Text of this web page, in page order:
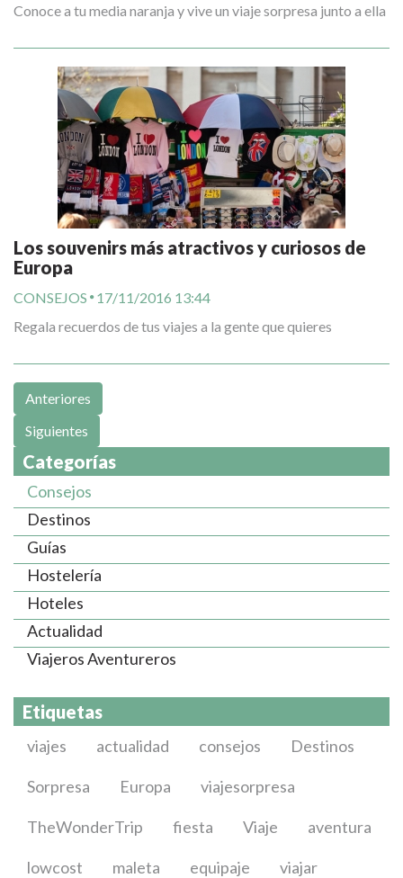
Conoce a tu media naranja y vive un viaje sorpresa junto a ella
Los souvenirs más atractivos y curiosos de
Europa
CONSEJOS
17/11/2016 13:44
Regala recuerdos de tus viajes a la gente que quieres
Anteriores
Siguientes
Categorías
Consejos
Destinos
Guías
Hostelería
Hoteles
Actualidad
Viajeros Aventureros
Etiquetas
viajes actualidad consejos Destinos
Sorpresa Europa viajesorpresa
TheWonderTrip fiesta Viaje aventura
lowcost maleta equipaje viajar